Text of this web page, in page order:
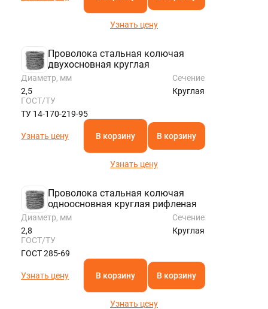
Узнать цену
Проволока стальная колючая
двухосновная круглая
Диаметр, мм
2,5
Сечение
Круглая
ГОСТ/ТУ
ТУ 14-170-219-95
Узнать цену В корзину В корзину
Узнать цену
Проволока стальная колючая
одноосновная круглая рифленая
Диаметр, мм
2,8
Сечение
Круглая
ГОСТ/ТУ
ГОСТ 285-69
Узнать цену В корзину В корзину
Узнать цену